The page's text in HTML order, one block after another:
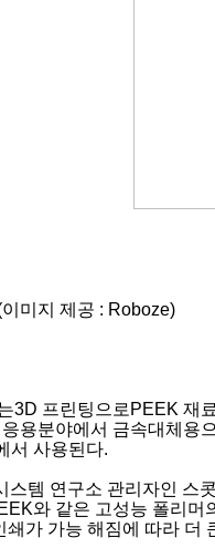
미지 제공 : Roboze)
3D 프린팅으로PEEK 재
용분야에서 금속대체용
서 사용된다.
스템 연구소 관리자인 스
와 같은 고성능 폴리
가 가능 해짐에 따라